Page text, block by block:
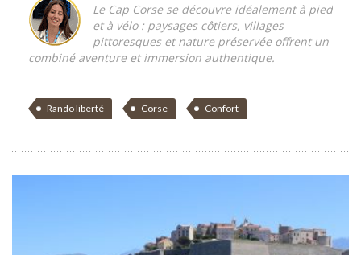
Le Cap Corse se découvre idéalement à pied
et à vélo : paysages côtiers, villages
pittoresques et nature préservée offrent un
combiné aventure et immersion authentique.
Rando liberté Corse Confort